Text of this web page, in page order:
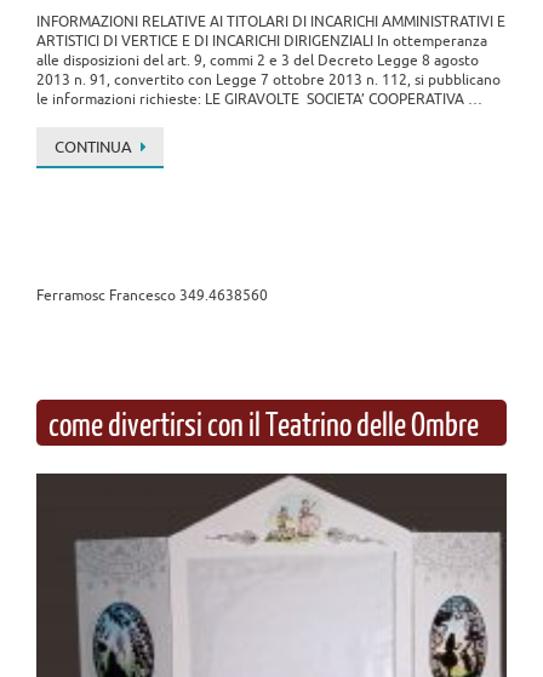
INFORMAZIONI RELATIVE AI TITOLARI DI INCARICHI AMMINISTRATIVI E
ARTISTICI DI VERTICE E DI INCARICHI DIRIGENZIALI In ottemperanza
alle disposizioni del art. 9, commi 2 e 3 del Decreto Legge 8 agosto
2013 n. 91, convertito con Legge 7 ottobre 2013 n. 112, si pubblicano
le informazioni richieste: LE GIRAVOLTE SOCIETA’ COOPERATIVA …
CONTINUA
Ferramosc Francesco 349.4638560
come divertirsi con il Teatrino delle Ombre